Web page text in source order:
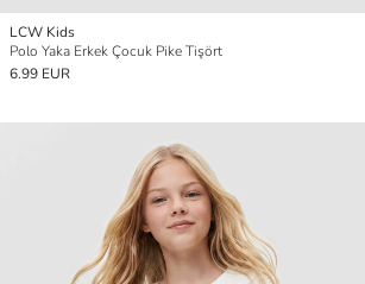
LCW Kids
Polo Yaka Erkek Çocuk Pike Tişört
6.99 EUR